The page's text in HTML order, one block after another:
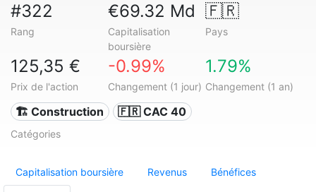
#322
Rang
€69.32 Md
Capitalisation
boursière
🇫🇷
Pays
125,35 €
Prix de l'action
-0.99%
Changement (1 jour)
1.79%
Changement (1 an)
🏗 Construction 🇫🇷 CAC 40
Catégories
Capitalisation boursière Revenus Bénéfices